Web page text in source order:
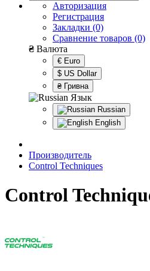
Авторизация
Регистрация
Закладки (0)
Сравнение товаров (0)
₴ Валюта
€ Euro
$ US Dollar
₴ Гривна
Язык
Russian
English
Производитель
Control Techniques
Control